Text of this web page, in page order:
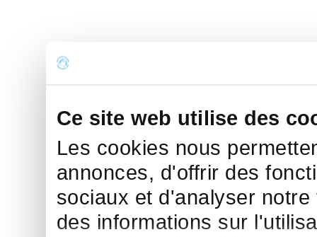
Ce site web utilise des
Les cookies nous
annonces, d'offrir des
sociaux et d'analyser
des informations sur